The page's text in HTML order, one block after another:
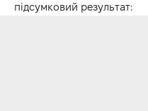
підсумковий результат: